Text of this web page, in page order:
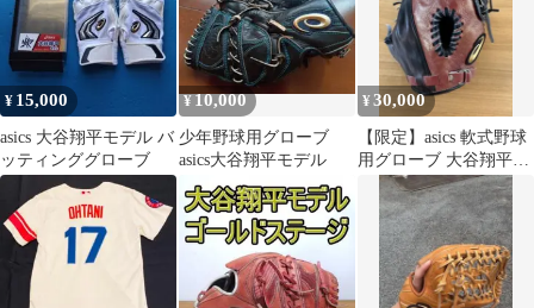
¥ 15,000
asics 大谷翔平モデル バ
ッティンググローブ
¥10,000
少年野球用グローブ
asics大谷翔平モデル
¥30,000
【限定】asics 軟式野球
用グローブ 大谷翔平モ
デル